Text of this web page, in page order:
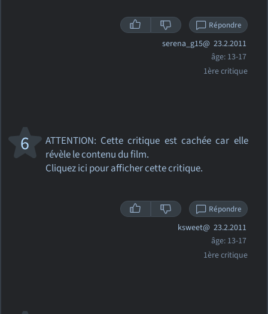
Répondre
serena_g15@ 23.2.2011
âge: 13-17
1ère critique
ATTENTION: Cette critique est cachée car elle
révèle le contenu du film.
Cliquez ici pour afficher cette critique.
6
Répondre
ksweet@ 23.2.2011
âge: 13-17
1ère critique